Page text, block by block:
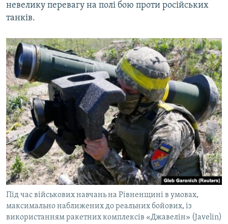
невелику перевагу на полі бою проти російських
танків.
Під час військових навчань на Рівненщині в умовах,
максимально наближених до реальних бойових, із
використанням ракетних комплексів «Джавелін» (Javelin)